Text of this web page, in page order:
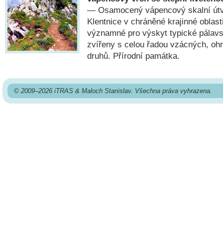
— Osamocený vápencový skalní
Klentnice v chráněné krajinné
významné pro výskyt typické
zvířeny s celou řadou vzácných,
druhů. Přírodní památka.
© 2009–2026 iTRAS & Maloch Stanislav. Všechna práva vyhrazena.